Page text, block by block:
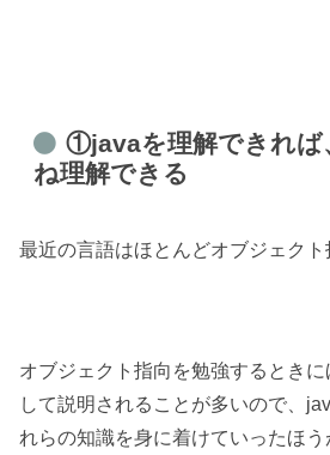
①javaを理解できれば
ね理解できる
最近の言語はほとんどオブジェクト
オブジェクト指向を勉強するとき
して説明されることが多いので、
れらの知識を身に着けていったほう